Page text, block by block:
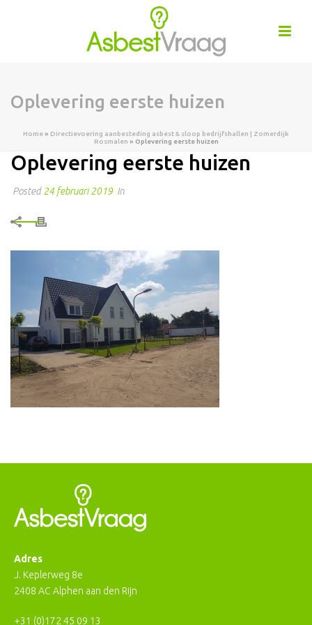
Oplevering eerste huizen
Home» Directievoering aanbesteding asbest & sloop bedrijfshallen | Zomerdijk
Rosmalen » Oplevering eerste huizen
Oplevering eerste huizen
Posted24 februari 2019 In
Adres
J. Keplerweg 8e
2408 AC Alphen aan den Rijn
+31 (0)172 45 09 13